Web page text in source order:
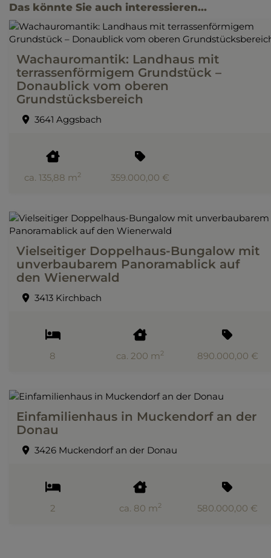
Das könnte Sie auch interessieren...
Wachauromantik: Landhaus mit
terrassenförmigem Grundstück –
Donaublick vom oberen
Grundstücksbereich
3641 Aggsbach
ca. 135,88 m2 359.000,00 €
Vielseitiger Doppelhaus-Bungalow mit
unverbaubarem Panoramablick auf
den Wienerwald
3413 Kirchbach
8 ca. 200 m2 890.000,00 €
Einfamilienhaus in Muckendorf an der
Donau
3426 Muckendorf an der Donau
2 ca. 80 m2 580.000,00 €